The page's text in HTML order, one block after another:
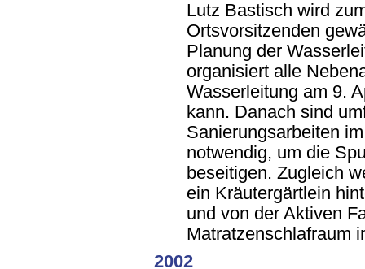
Lutz Bastisch wird
Ortsvorsitzenden
Planung der
organisiert alle
Wasserleitung am 9.
kann. Danach sind
Sanierungsarbeiten
notwendig, um die
beseitigen. Zugleich
ein Kräutergärtlein
und von der Aktiven
Matratzenschlafraum
2002